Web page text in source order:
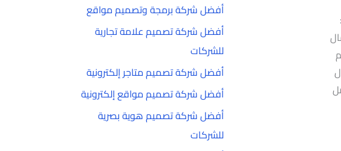
أفضل شركة برمجة وتصميم مواقع
أفضل شركة تصميم علامة تجارية
للشركات
أفضل شركة تصميم متاجر إلكترونية
أفضل شركة تصميم مواقع إلكترونية
أفضل شركة تصميم هوية بصرية
للشركات